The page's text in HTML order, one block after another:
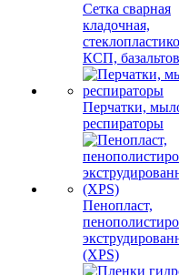
Сетка сварная
кладочная,
КСП,
Перчатки,
респираторы
Пенопласт,
(XPS)